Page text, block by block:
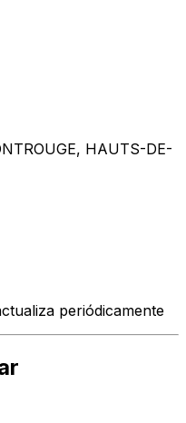
HAUTS-DE-
periódicamente